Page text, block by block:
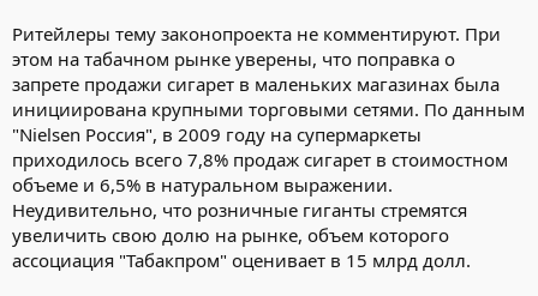
Ритейлеры тему законопроекта не комментируют. При
этом на табачном рынке уверены, что поправка о
запрете продажи сигарет в маленьких магазинах была
инициирована крупными торговыми сетями. По данным
"Nielsen Россия", в 2009 году на супермаркеты
приходилось всего 7,8% продаж сигарет в стоимостном
объеме и 6,5% в натуральном выражении.
Неудивительно, что розничные гиганты стремятся
увеличить свою долю на рынке, объем которого
ассоциация "Табакпром" оценивает в 15 млрд долл.